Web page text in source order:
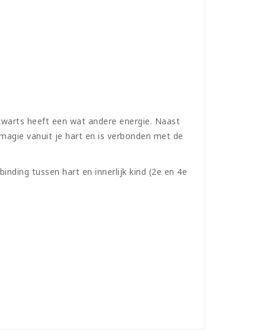
heeft een wat andere energie. Naast
vanuit je hart en is verbonden met de
tussen hart en innerlijk kind (2e en 4e